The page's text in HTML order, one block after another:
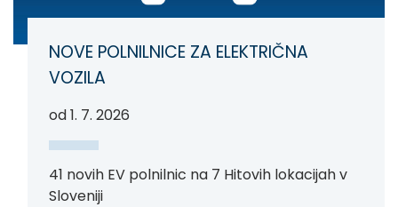
NOVE POLNILNICE ZA ELEKTRIČNA
VOZILA
od 1. 7. 2026
41 novih EV polnilnic na 7 Hitovih lokacijah v
Sloveniji